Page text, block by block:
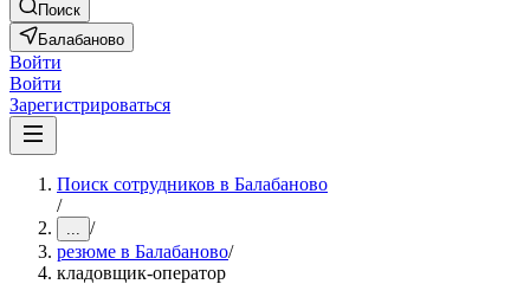
Поиск
Балабаново
Войти
Войти
Зарегистрироваться
Поиск сотрудников в Балабаново
/
... /
резюме в Балабаново/
кладовщик-оператор